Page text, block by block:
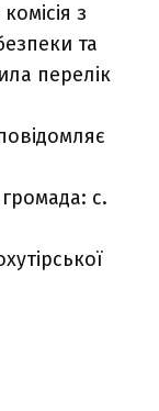
з
та
перелік
с.